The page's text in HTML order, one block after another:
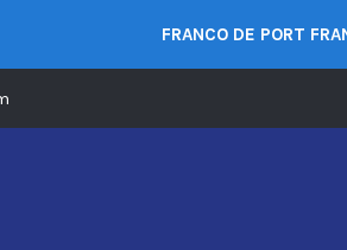
FRANCO DE PORT